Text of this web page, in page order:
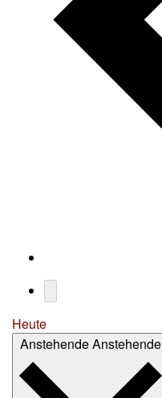
Heute
AnstehendeAnstehende